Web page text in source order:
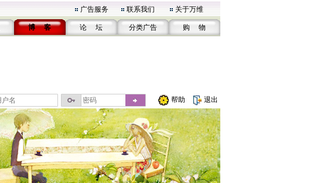
广告服务 联系我们 关于万维
博 客 论 坛 分类广告 购 物
帮助 退出